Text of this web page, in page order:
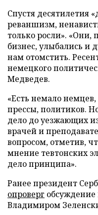
Спустя десятилетия
реваншизм,
только росли».
бизнес, улыбались и
нам отомстить.
немецкого
Медведев.
«Есть немало
прессы, политиков.
дело до уезжающих
врачей и
вопросом, отметив,
мнение тевтонских
дело принципа».
Ранее президент
опроверг обсуждение
Владимиром